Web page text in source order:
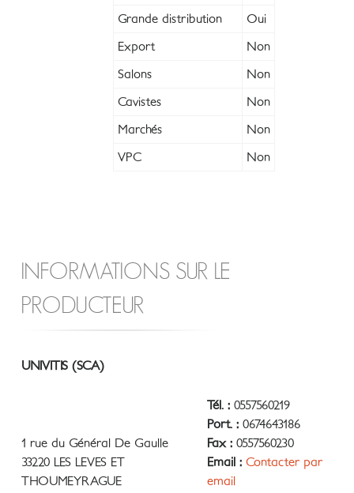
Grande distribution Oui
Export Non
Salons Non
Cavistes Non
Marchés Non
VPC Non
INFORMATIONS SUR LE
PRODUCTEUR
UNIVITIS (SCA)
1 rue du Général De Gaulle
33220 LES LEVES ET
THOUMEYRAGUE
Tél. : 0557560219
Port. : 0674643186
Fax : 0557560230
Email : Contacter par
email